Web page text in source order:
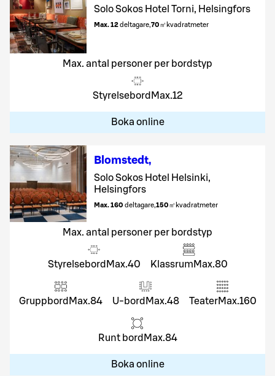
Solo Sokos Hotel Torni, Helsingfors
Max. 12deltagare,70㎡ kvadratmeter
Max. antal personer per bordstyp
Styrelsebord Max.12
Boka online
Blomstedt,
Solo Sokos Hotel Helsinki,
Helsingfors
Max. 160 deltagare,150㎡ kvadratmeter
Max. antal personer per bordstyp
Styrelsebord Max.40 Klassrum Max.80
Gruppbord Max.84 U-bord Max.48 TeaterMax.160
Runt bord Max.84
Boka online